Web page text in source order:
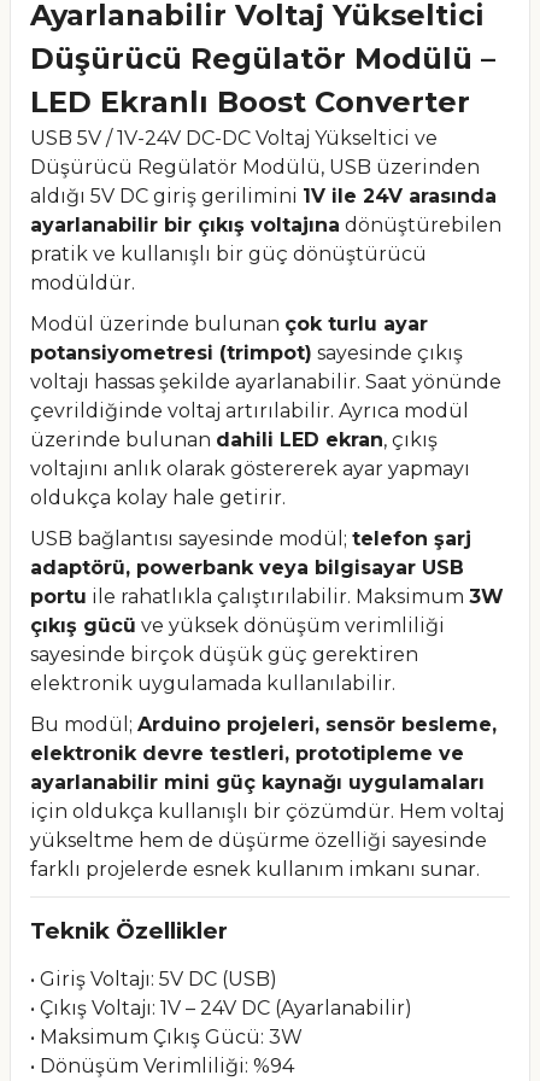
Ayarlanabilir Voltaj Yükseltici
Düşürücü Regülatör Modülü –
LED Ekranlı Boost Converter
USB 5V / 1V-24V DC-DC Voltaj Yükseltici ve
Düşürücü Regülatör Modülü, USB üzerinden
aldığı 5V DC giriş gerilimini 1V ile 24V arasında
ayarlanabilir bir çıkış voltajına dönüştürebilen
pratik ve kullanışlı bir güç dönüştürücü
modüldür.
Modül üzerinde bulunan çok turlu ayar
potansiyometresi (trimpot) sayesinde çıkış
voltajı hassas şekilde ayarlanabilir. Saat yönünde
çevrildiğinde voltaj artırılabilir. Ayrıca modül
üzerinde bulunan dahili LED ekran, çıkış
voltajını anlık olarak göstererek ayar yapmayı
oldukça kolay hale getirir.
USB bağlantısı sayesinde modül; telefon şarj
adaptörü, powerbank veya bilgisayar USB
portu ile rahatlıkla çalıştırılabilir. Maksimum 3W
çıkış gücü ve yüksek dönüşüm verimliliği
sayesinde birçok düşük güç gerektiren
elektronik uygulamada kullanılabilir.
Bu modül; Arduino projeleri, sensör besleme,
elektronik devre testleri, prototipleme ve
ayarlanabilir mini güç kaynağı uygulamaları
için oldukça kullanışlı bir çözümdür. Hem voltaj
yükseltme hem de düşürme özelliği sayesinde
farklı projelerde esnek kullanım imkanı sunar.
Teknik Özellikler
• Giriş Voltajı: 5V DC (USB)
• Çıkış Voltajı: 1V – 24V DC (Ayarlanabilir)
• Maksimum Çıkış Gücü: 3W
• Dönüşüm Verimliliği: %94